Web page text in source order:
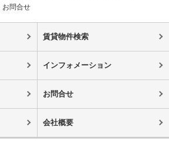
お問合せ
賃貸物件検索
インフォメーション
お問合せ
会社概要